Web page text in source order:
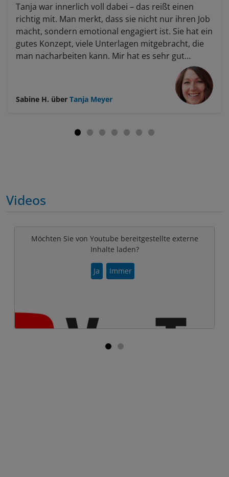
Tanja war innerlich voll dabei – das reißt einen
richtig mit. Man merkt, dass sie nicht nur ihren Job
macht, sondern emotional engagiert ist. Sie hat ein
gutes Konzept, viele Unterlagen mitgebracht, die
man nacharbeiten kann. Mir hat es sehr gut
durchdachtes Konzept, holt jeden ab – Anfänger
wie Fortgeschrittene. Für jeden war etwas dabei,
sie hat allen geholfen, und jeder ist
gelungen, ich habe viel gelernt und hatte Freude
mitgenommen und kann nun mit dem Material
weiterarbeiten. Ich werde sicher noch einen Kurs
bei ihr belegen.
Sabine H. über Tanja Meyer
Videos
Möchten Sie von Youtube bereitgestellte externe
Inhalte laden?
Ja Immer